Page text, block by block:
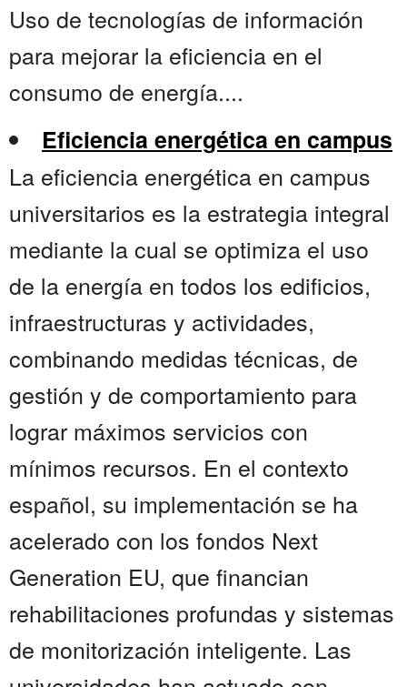
Uso de tecnologías de información
para mejorar la eficiencia en el
consumo de energía....
Eficiencia energética en campus
La eficiencia energética en campus
universitarios es la estrategia integral
mediante la cual se optimiza el uso
de la energía en todos los edificios,
infraestructuras y actividades,
combinando medidas técnicas, de
gestión y de comportamiento para
lograr máximos servicios con
mínimos recursos. En el contexto
español, su implementación se ha
acelerado con los fondos Next
Generation EU, que financian
rehabilitaciones profundas y sistemas
de monitorización inteligente. Las